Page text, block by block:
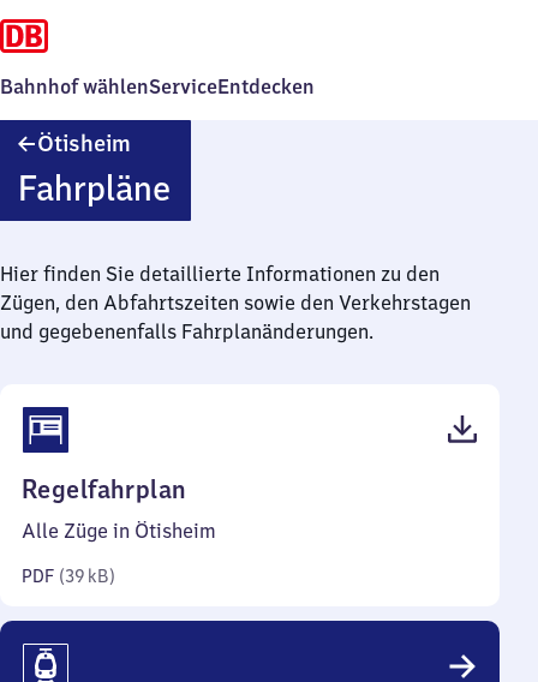
Bahnhof wählenServiceEntdecken
Ötisheim
Fahrpläne
Hier finden Sie detaillierte Informationen zu den
Zügen, den Abfahrtszeiten sowie den Verkehrstagen
und gegebenenfalls Fahrplanänderungen.
Regelfahrplan
39
Alle Züge in Ötisheim
PDF (39 kB)